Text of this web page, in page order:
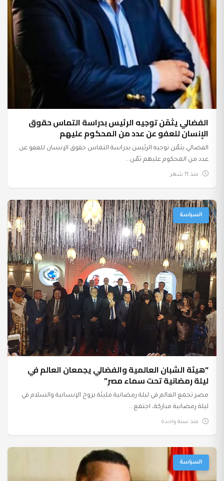
الفضالي يثمّن توجيه الرئيس بدراسة التماس حقوق
الإنسان للعفو عن عدد من المحكوم عليهم
الفضالي يثمّن توجيه الرئيس بدراسة التماس حقوق الإنسان للعفو عن
عدد من المحكوم عليهم ثمّن...
منذ 11 شهر
السياسة
“هيئة الشبان العالمية والفضالي يجمعان العالم في
ليلة رمضانية تحت سماء مصر”
مصر تجمع العالم في ليلة رمضانية مليئة بروح الإنسانية والسلام في
ليلة رمضانية مباركة، اجتمع...
منذ سنة واحدة
السياسة